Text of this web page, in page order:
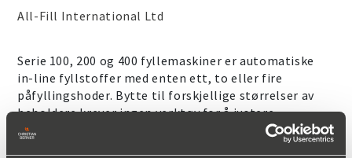
All-Fill International Ltd
Serie 100, 200 og 400 fyllemaskiner er automatiske
in-line fyllstoffer med enten ett, to eller fire
påfyllingshoder. Bytte til forskjellige størrelser av
beholdere krever ingen verktøy for å justere
transportstyreskinner, indekscylindre og høyde på